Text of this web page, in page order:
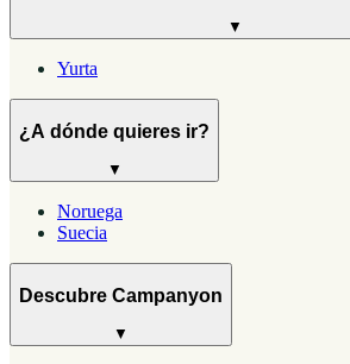
▼
Yurta
¿A dónde quieres ir?
▼
Noruega
Suecia
Descubre Campanyon
▼